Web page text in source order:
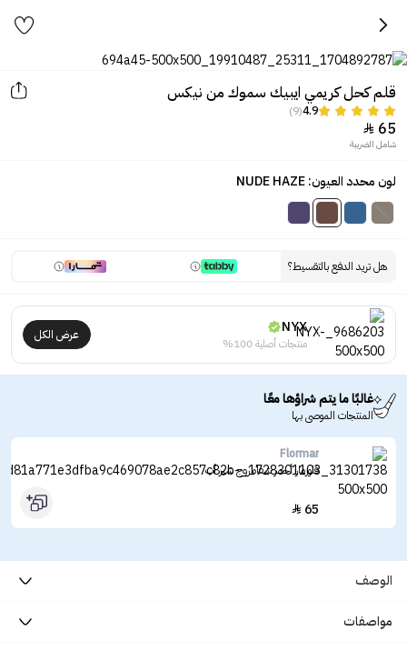
قلم كحل كريمي ايبيك سموك من نيكس
4.9
(9)
65

شامل الضريبة
لون محدد العيون: NUDE HAZE
هل تريد الدفع بالتقسيط؟
NYX
منتجات أصلية 100%
عرض الكل
غالبًا ما يتم شراؤها معًا
المنتجات الموصى بها
Flormar
فلورمار أحمر شفاه روج شير أب
65

الوصف
مواصفات